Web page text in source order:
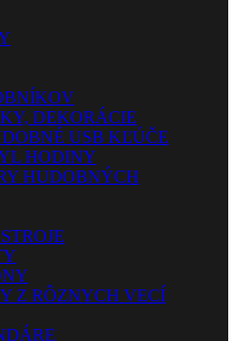
DEKORÁCIE
USB KĽÚČE
HODINY
HUDOBNÝCH
Z RÔZNYCH VECÍ